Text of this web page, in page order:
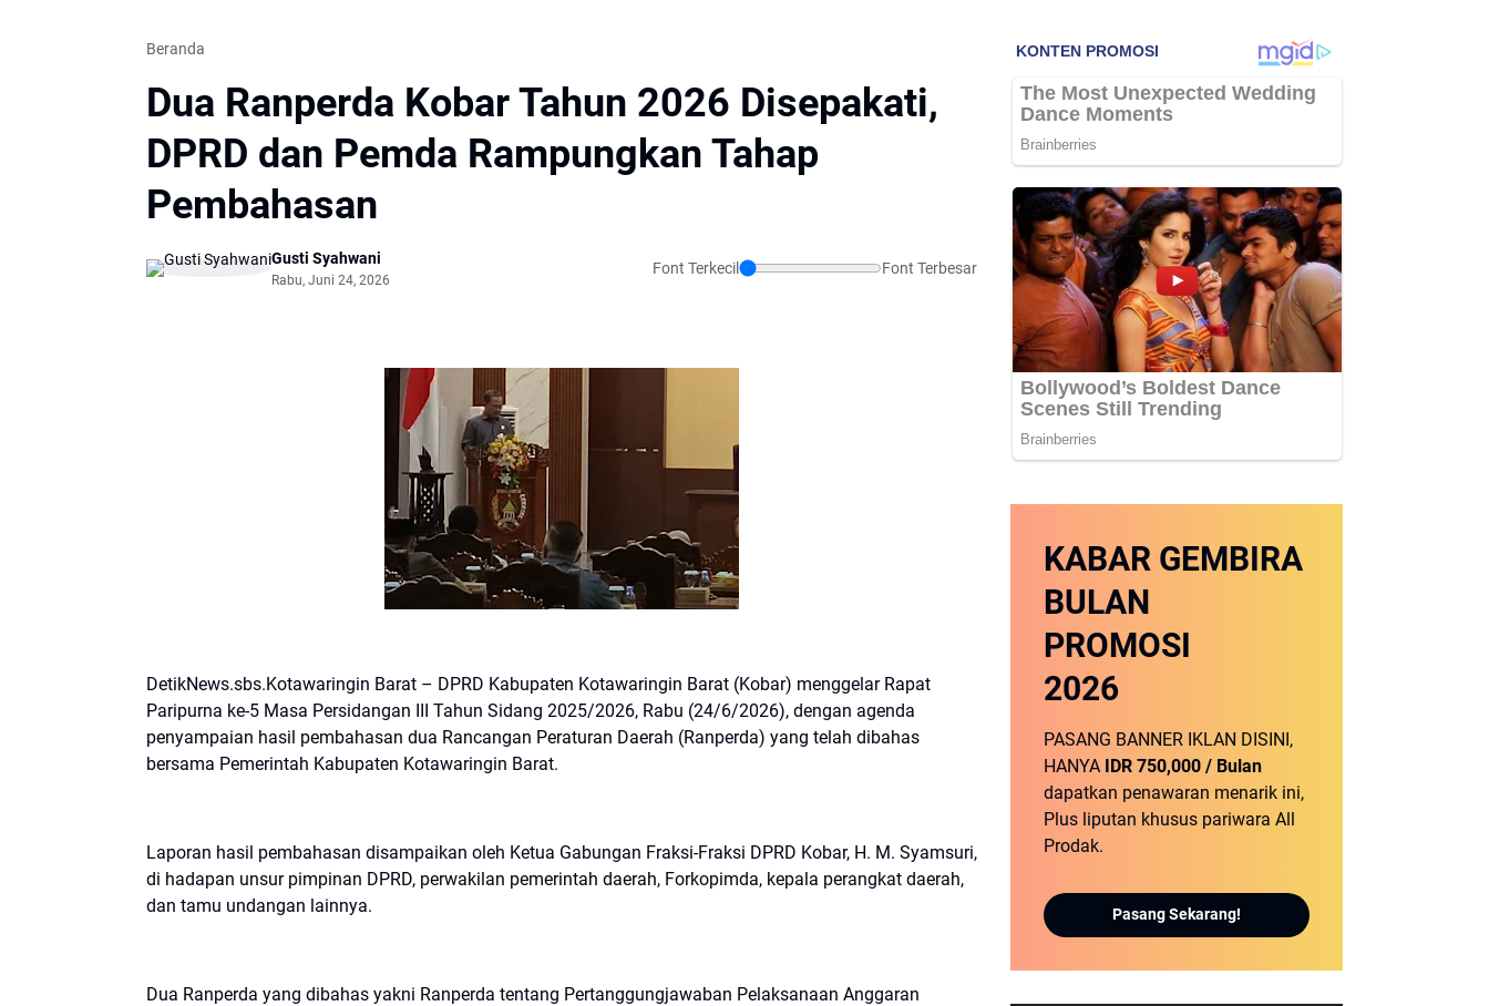
Beranda
Dua Ranperda Kobar Tahun 2026 Disepakati,
DPRD dan Pemda Rampungkan Tahap
Pembahasan
Gusti Syahwani
Rabu, Juni 24, 2026
Font Terkecil Font Terbesar
DetikNews.sbs.Kotawaringin Barat – DPRD Kabupaten Kotawaringin Barat (Kobar) menggelar Rapat
Paripurna ke-5 Masa Persidangan III Tahun Sidang 2025/2026, Rabu (24/6/2026), dengan agenda
penyampaian hasil pembahasan dua Rancangan Peraturan Daerah (Ranperda) yang telah dibahas
bersama Pemerintah Kabupaten Kotawaringin Barat.
Laporan hasil pembahasan disampaikan oleh Ketua Gabungan Fraksi-Fraksi DPRD Kobar, H. M. Syamsuri,
di hadapan unsur pimpinan DPRD, perwakilan pemerintah daerah, Forkopimda, kepala perangkat daerah,
dan tamu undangan lainnya.
Dua Ranperda yang dibahas yakni Ranperda tentang Pertanggungjawaban Pelaksanaan Anggaran
KABAR GEMBIRA
BULAN
PROMOSI
2026
PASANG BANNER IKLAN DISINI,
HANYA IDR 750,000 / Bulan
dapatkan penawaran menarik ini,
Plus liputan khusus pariwara All
Prodak.
Pasang Sekarang!